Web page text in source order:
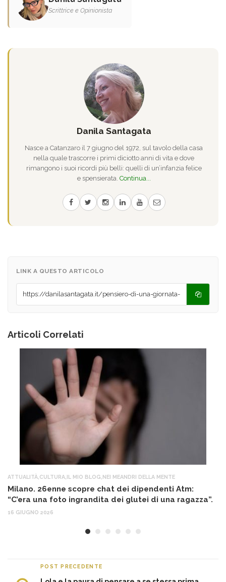
Scrittrice e Opinionista
Danila Santagata
Nasce a Catanzaro il 7 giugno del 1972, sul tavolo della casa
nella quale trascorre i primi diciotto anni di vita e dove
rimangono i suoi ricordi più belli: quelli di un’infanzia felice
e spensierata. Continua...
LINK A QUESTO ARTICOLO
Articoli Correlati
ATTUALITÀ CULTURA IL MIO BLOG NEI MEANDRI DELLA MENTE
Milano. 26enne scopre chat dei dipendenti Atm:
“C’era una foto ingrandita dei glutei di una ragazza”.
16 GIUGNO 2026
POST PRECEDENTE